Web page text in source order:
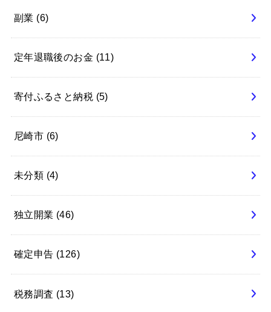
副業 (6)
定年退職後のお金 (11)
寄付ふるさと納税 (5)
尼崎市 (6)
未分類 (4)
独立開業 (46)
確定申告 (126)
税務調査 (13)